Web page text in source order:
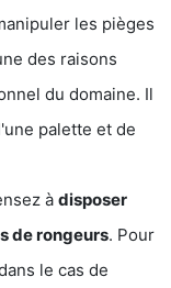
les pièges
des raisons
du domaine. Il
palette et de
à disposer
de rongeurs. Pour
le cas de